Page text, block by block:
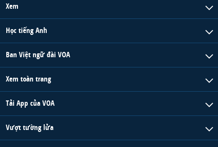
Xem
Học tiếng Anh
Ban Việt ngữ đài VOA
Xem toàn trang
Tải App của VOA
Vượt tường lửa